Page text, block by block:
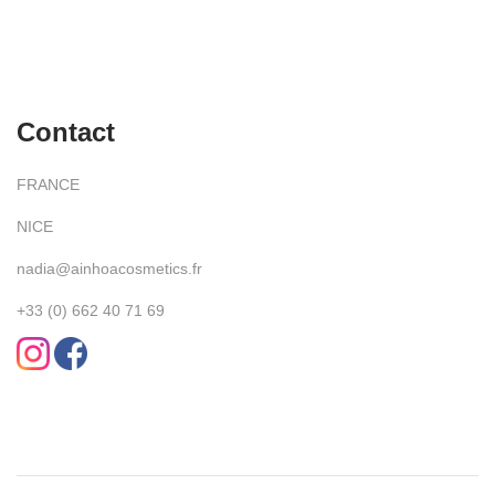
Contact
FRANCE
NICE
nadia@ainhoacosmetics.fr
+33 (0) 662 40 71 69